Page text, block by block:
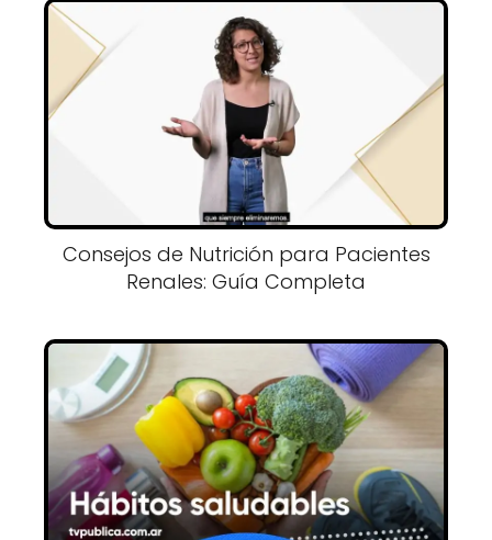
Consejos de Nutrición para Pacientes
Renales: Guía Completa